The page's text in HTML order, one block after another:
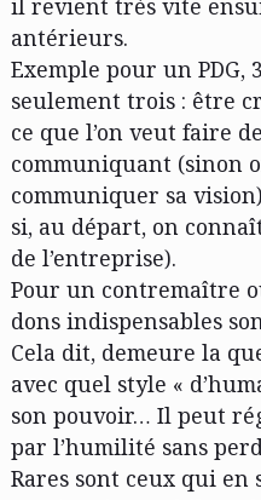
il revient très vite
antérieurs.
Exemple pour un PDG,
seulement trois : être
ce que l’on veut faire
communiquant (sinon
communiquer sa
si, au départ, on
de l’entreprise).
Pour un contremaître
dons indispensables
Cela dit, demeure la
avec quel style «
son pouvoir… Il peut
par l’humilité sans
Rares sont ceux qui en